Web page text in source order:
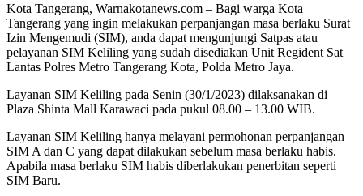
Kota Tangerang, Warnakotanews.com – Bagi warga Kota
Tangerang yang ingin melakukan perpanjangan masa berlaku Surat
Izin Mengemudi (SIM), anda dapat mengunjungi Satpas atau
pelayanan SIM Keliling yang sudah disediakan Unit Regident Sat
Lantas Polres Metro Tangerang Kota, Polda Metro Jaya.
Layanan SIM Keliling pada Senin (30/1/2023) dilaksanakan di
Plaza Shinta Mall Karawaci pada pukul 08.00 – 13.00 WIB.
Layanan SIM Keliling hanya melayani permohonan perpanjangan
SIM A dan C yang dapat dilakukan sebelum masa berlaku habis.
Apabila masa berlaku SIM habis diberlakukan penerbitan seperti
SIM Baru.